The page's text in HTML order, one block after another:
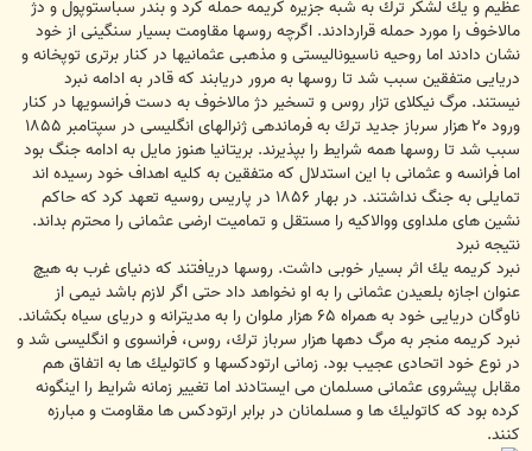
عظيم و يك لشكر ترك به شبه جزيره كريمه حمله كرد و بندر سباستوپول و دژ
مالاخوف را مورد حمله قراردادند. اگرچه روسها مقاومت بسيار سنگينى از خود
نشان دادند اما روحيه ناسيوناليستى و مذهبى عثمانيها در كنار برترى توپخانه و
دريايى متفقين سبب شد تا روسها به مرور دريابند كه قادر به ادامه نبرد
نيستند. مرگ نيكلاى تزار روس و تسخير دژ مالاخوف به دست فرانسويها در كنار
ورود ۲۰ هزار سرباز جديد ترك به فرماندهى ژنرالهاى انگليسى در سپتامبر ۱۸۵۵
سبب شد تا روسها همه شرايط را بپذيرند. بريتانيا هنوز مايل به ادامه جنگ بود
اما فرانسه و عثمانى با اين استدلال كه متفقين به كليه اهداف خود رسيده اند
تمايلى به جنگ نداشتند. در بهار ۱۸۵۶ در پاريس روسيه تعهد كرد كه حاكم
نشين هاى ملداوى ووالاكيه را مستقل و تماميت ارضى عثمانى را محترم بداند.
نتيجه نبرد
نبرد كريمه يك اثر بسيار خوبى داشت. روسها دريافتند كه دنياى غرب به هيچ
عنوان اجازه بلعيدن عثمانى را به او نخواهد داد حتى اگر لازم باشد نيمى از
ناوگان دريايى خود به همراه ۶۵ هزار ملوان را به مديترانه و درياى سياه بكشاند.
نبرد كريمه منجر به مرگ دهها هزار سرباز ترك، روس، فرانسوى و انگليسى شد و
در نوع خود اتحادى عجيب بود. زمانى ارتودكسها و كاتوليك ها به اتفاق هم
مقابل پيشروى عثمانى مسلمان مى ايستادند اما تغيير زمانه شرايط را اينگونه
كرده بود كه كاتوليك ها و مسلمانان در برابر ارتودكس ها مقاومت و مبارزه
كنند.